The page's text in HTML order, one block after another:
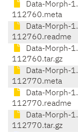
Data-Morph-1.
112760.meta
Data-Morph-1.
112760.readme
Data-Morph-1.
112760.tar.gz
Data-Morph-1.
112770.meta
Data-Morph-1.
112770.readme
Data-Morph-1.
112770.tar.gz